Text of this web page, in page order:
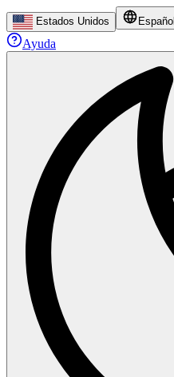
Estados Unidos Español
Ayuda